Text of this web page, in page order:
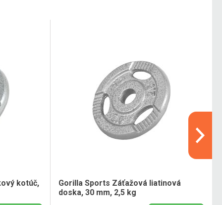
kotúč,
Gorilla Sports Záťažová liatinová
doska, 30 mm, 2,5 kg